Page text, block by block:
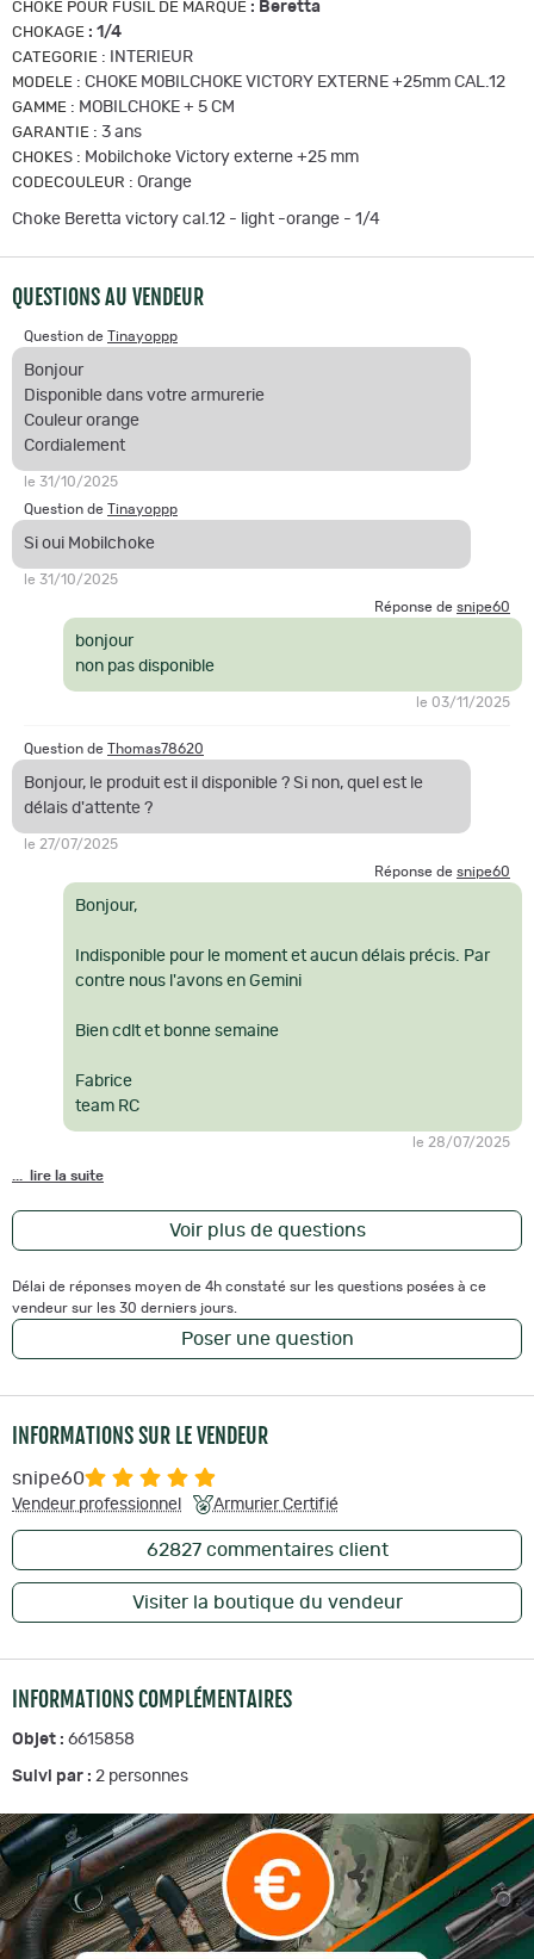
CHOKE POUR FUSIL DE MARQUE : Beretta
CHOKAGE : 1/4
CATEGORIE : INTERIEUR
MODELE : CHOKE MOBILCHOKE VICTORY EXTERNE +25mm CAL.12
GAMME : MOBILCHOKE + 5 CM
GARANTIE : 3 ans
CHOKES : Mobilchoke Victory externe +25 mm
CODECOULEUR : Orange
Choke Beretta victory cal.12 - light -orange - 1/4
QUESTIONS AU VENDEUR
Question de Tinayoppp
Bonjour
Disponible dans votre armurerie
Couleur orange
Cordialement
le 31/10/2025
Question de Tinayoppp
Si oui Mobilchoke
le 31/10/2025
Réponse de snipe60
bonjour
non pas disponible
le 03/11/2025
Question de Thomas78620
Bonjour, le produit est il disponible ? Si non, quel est le
délais d'attente ?
le 27/07/2025
Réponse de snipe60
Bonjour,
Indisponible pour le moment et aucun délais précis. Par
contre nous l'avons en Gemini
Bien cdlt et bonne semaine
Fabrice
team RC
le 28/07/2025
... lire la suite
Voir plus de questions
Délai de réponses moyen de 4h constaté sur les questions posées à ce
vendeur sur les 30 derniers jours.
Poser une question
INFORMATIONS SUR LE VENDEUR
snipe60
Vendeur professionnel Armurier Certifié
62827commentaires client
Visiter la boutique du vendeur
INFORMATIONS COMPLÉMENTAIRES
Objet : 6615858
Suivi par : 2 personnes